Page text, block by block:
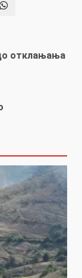
отклањања